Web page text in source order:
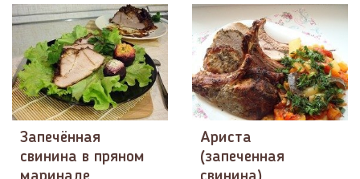
Запечённая
свинина в пряном
Ариста
(запеченная